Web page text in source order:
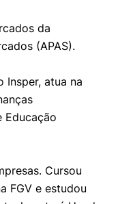
da
(APAS).
Insper, atua na
Educação
Cursou
FGV e estudou